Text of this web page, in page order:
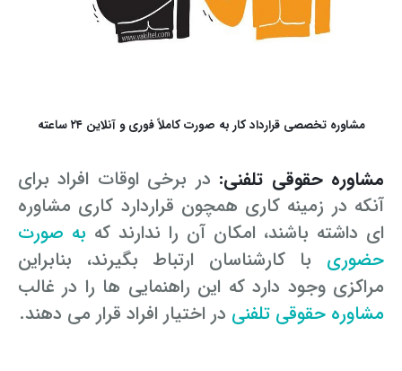
مشاوره تخصصی قرارداد کار به صورت کاملاً فوری و آنلاین ۲۴ ساعته
مشاوره حقوقی تلفنی: در برخی اوقات افراد برای
آنکه در زمینه کاری همچون قراردارد کاری مشاوره
ای داشته باشند، امکان آن را ندارند که به صورت
حضوری با کارشناسان ارتباط بگیرند، بنابراین
مراکزی وجود دارد که این راهنمایی ها را در غالب
مشاوره حقوقی تلفنی در اختیار افراد قرار می دهند.